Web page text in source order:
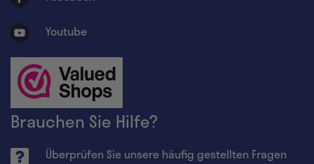
Youtube
Brauchen Sie Hilfe?
Überprüfen Sie unsere häufig gestellten Fragen